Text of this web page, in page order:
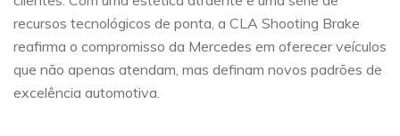
recursos tecnológicos de ponta, a CLA Shooting Brake
reafirma o compromisso da Mercedes em oferecer veículos
que não apenas atendam, mas definam novos padrões de
excelência automotiva.